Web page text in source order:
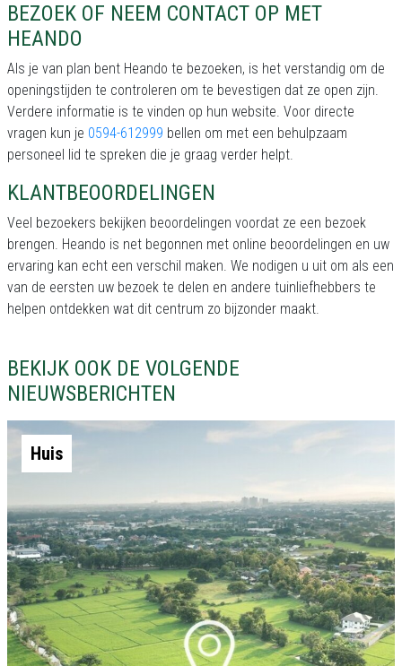
BEZOEK OF NEEM CONTACT OP MET
HEANDO
Als je van plan bent Heando te bezoeken, is het verstandig om de
openingstijden te controleren om te bevestigen dat ze open zijn.
Verdere informatie is te vinden op hun website. Voor directe
vragen kun je 0594-612999 bellen om met een behulpzaam
personeel lid te spreken die je graag verder helpt.
KLANTBEOORDELINGEN
Veel bezoekers bekijken beoordelingen voordat ze een bezoek
brengen. Heando is net begonnen met online beoordelingen en uw
ervaring kan echt een verschil maken. We nodigen u uit om als een
van de eersten uw bezoek te delen en andere tuinliefhebbers te
helpen ontdekken wat dit centrum zo bijzonder maakt.
BEKIJK OOK DE VOLGENDE
NIEUWSBERICHTEN
Huis